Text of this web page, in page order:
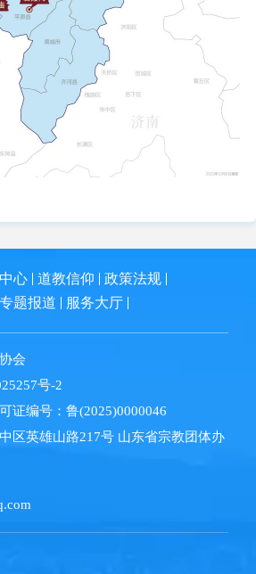
心 道教信仰
政策法规
专题报道 服务大厅
会
号-2
证编号： 鲁(2025)0000046
区英雄山路217号 山东省宗教团体办